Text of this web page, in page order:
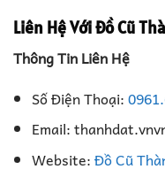
Liên Hệ Với Đồ Cũ
Thông Tin Liên Hệ
Số Điện Thoại:
Email:
Website:Đồ Cũ